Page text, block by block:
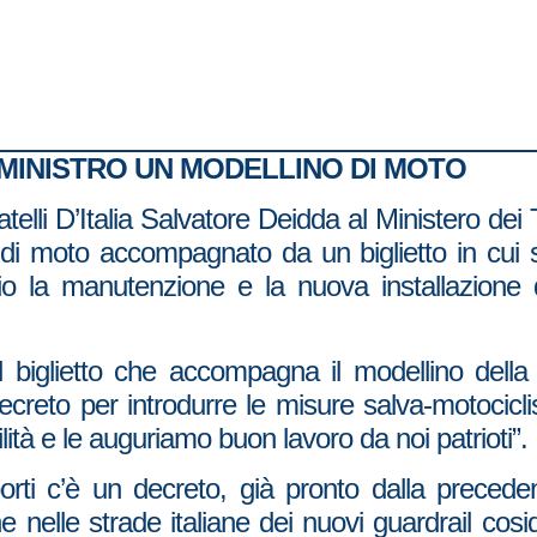
UN MODELLINO DI MOTO
D’Italia Salvatore Deidda al Ministero
moto accompagnato da un biglietto in
la manutenzione e la nuova
che accompagna il modellino
per introdurre le misure salva-
e le auguriamo buon lavoro da noi patrioti”.
c’è un decreto, già pronto dalla
nelle strade italiane dei nuovi guardrail